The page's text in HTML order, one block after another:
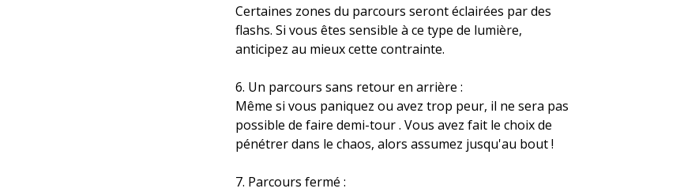
Certaines zones du parcours seront éclairées par des
flashs. Si vous êtes sensible à ce type de lumière,
anticipez au mieux cette contrainte.
6. Un parcours sans retour en arrière :
Même si vous paniquez ou avez trop peur, il ne sera pas
possible de faire demi-tour . Vous avez fait le choix de
pénétrer dans le chaos, alors assumez jusqu'au bout !
7. Parcours fermé :